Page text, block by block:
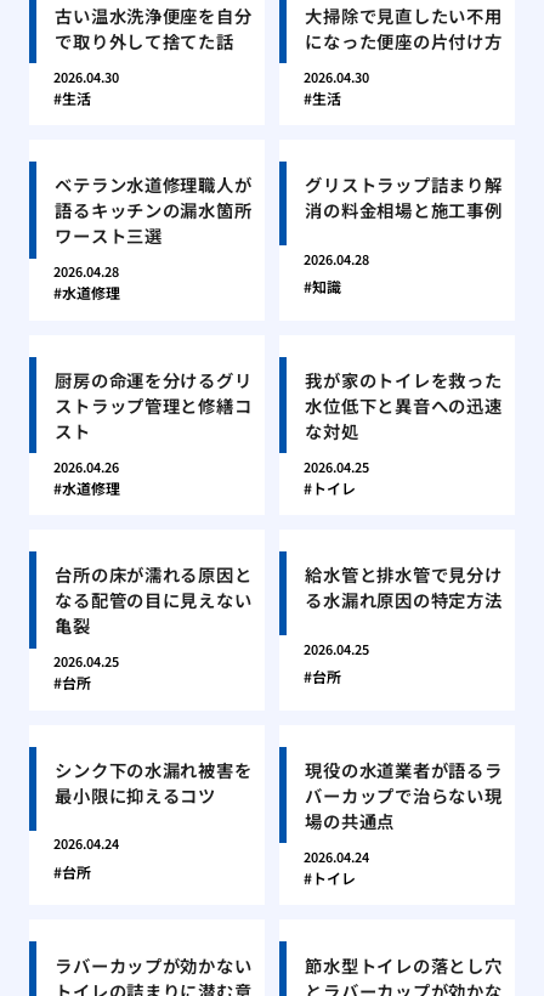
古い温水洗浄便座を自分
で取り外して捨てた話
2026.04.30
生活
大掃除で見直したい不用
になった便座の片付け方
2026.04.30
生活
ベテラン水道修理職人が
語るキッチンの漏水箇所
ワースト三選
2026.04.28
水道修理
グリストラップ詰まり解
消の料金相場と施工事例
2026.04.28
知識
厨房の命運を分けるグリ
ストラップ管理と修繕コ
スト
2026.04.26
水道修理
我が家のトイレを救った
水位低下と異音への迅速
な対処
2026.04.25
トイレ
台所の床が濡れる原因と
なる配管の目に見えない
亀裂
2026.04.25
台所
給水管と排水管で見分け
る水漏れ原因の特定方法
2026.04.25
台所
シンク下の水漏れ被害を
最小限に抑えるコツ
2026.04.24
台所
現役の水道業者が語るラ
バーカップで治らない現
場の共通点
2026.04.24
トイレ
ラバーカップが効かない
トイレの詰まりに潜む意
節水型トイレの落とし穴
とラバーカップが効かな